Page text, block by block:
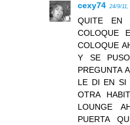
cexy74 24/9/11,
QUITE EN
COLOQUE
COLOQUE
Y SE
PREGUNTA
LE DI EN SI
OTRA
LOUNGE
PUERTA